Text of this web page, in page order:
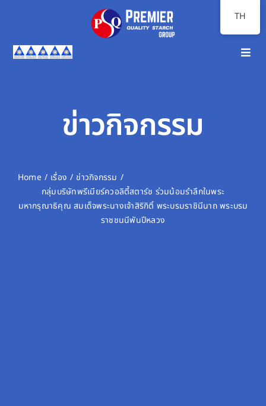
ภาพรวมธุรกิจ
นักลงทุนสัมพันธ์
ความยั่งยืน
ข่าวกิจกรรม
Home เรื่อง
ข่าวกิจกรรม
กลุ่มบริษัทพรีเมียร์ควอลิตี้สตาร์ช ร่วมน้อมรำลึกในพระ
มหากรุณาธิคุณ สมเด็จพระนางเจ้าสิริกิติ์ พระบรมราชินีนาถ พระบรม
ราชชนนีพันปีหลวง
TH